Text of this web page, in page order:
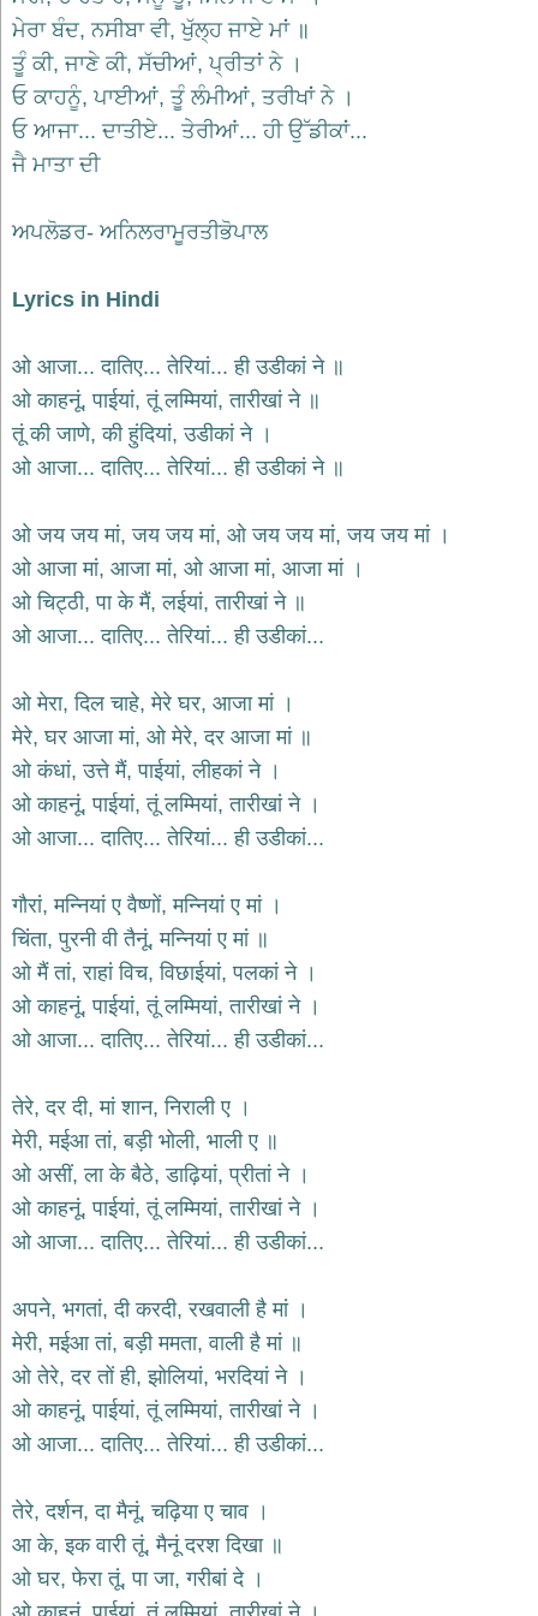
देश
भक्ति
भजन
patriotic
bhajans
खाटू
भजन
khatu
रानी
दादी
भजन
sati
dadi
लाल
भजन
bawa
lal
bhajans
देव
भजन
dev
bhajans
आज
bhajan
of
day
भजन
जोड़ें
add
bhajans
ਮੇਰਾ ਬੰਦ, ਨਸੀਬਾ ਵੀ, ਖੁੱਲ੍ਹ ਜਾਏ ਮਾਂ ॥
ਤੂੰ ਕੀ, ਜਾਣੇ ਕੀ, ਸੱਚੀਆਂ, ਪ੍ਰੀਤਾਂ ਨੇ ।
ਓ ਕਾਹਨੂੰ, ਪਾਈਆਂ, ਤੂੰ ਲੰਮੀਆਂ, ਤਰੀਖਾਂ ਨੇ ।
ਓ ਆਜਾ... ਦਾਤੀਏ... ਤੇਰੀਆਂ... ਹੀ ਉੱਡੀਕਾਂ...
ਜੈ ਮਾਤਾ ਦੀ
ਅਪਲੋਡਰ- ਅਨਿਲਰਾਮੂਰਤੀਭੋਪਾਲ
Lyrics in Hindi
ओ आजा... दातिए... तेरियां... ही उडीकां ने ॥
ओ काहनूं, पाईयां, तूं लम्मियां, तारीखां ने ॥
तूं की जाणे, की हुंदियां, उडीकां ने ।
ओ आजा... दातिए... तेरियां... ही उडीकां ने ॥
ओ जय जय मां, जय जय मां, ओ जय जय मां, जय जय मां ।
ओ आजा मां, आजा मां, ओ आजा मां, आजा मां ।
ओ चिट्ठी, पा के मैं, लईयां, तारीखां ने ॥
ओ आजा... दातिए... तेरियां... ही उडीकां...
ओ मेरा, दिल चाहे, मेरे घर, आजा मां ।
मेरे, घर आजा मां, ओ मेरे, दर आजा मां ॥
ओ कंधां, उत्ते मैं, पाईयां, लीहकां ने ।
ओ काहनूं, पाईयां, तूं लम्मियां, तारीखां ने ।
ओ आजा... दातिए... तेरियां... ही उडीकां...
गौरां, मन्नियां ए वैष्णों, मन्नियां ए मां ।
चिंता, पुरनी वी तैनूं, मन्नियां ए मां ॥
ओ मैं तां, राहां विच, विछाईयां, पलकां ने ।
ओ काहनूं, पाईयां, तूं लम्मियां, तारीखां ने ।
ओ आजा... दातिए... तेरियां... ही उडीकां...
तेरे, दर दी, मां शान, निराली ए ।
मेरी, मईआ तां, बड़ी भोली, भाली ए ॥
ओ असीं, ला के बैठे, डाढ़ियां, प्रीतां ने ।
ओ काहनूं, पाईयां, तूं लम्मियां, तारीखां ने ।
ओ आजा... दातिए... तेरियां... ही उडीकां...
अपने, भगतां, दी करदी, रखवाली है मां ।
मेरी, मईआ तां, बड़ी ममता, वाली है मां ॥
ओ तेरे, दर तों ही, झोलियां, भरदियां ने ।
ओ काहनूं, पाईयां, तूं लम्मियां, तारीखां ने ।
ओ आजा... दातिए... तेरियां... ही उडीकां...
तेरे, दर्शन, दा मैनूं, चढ़िया ए चाव ।
आ के, इक वारी तूं, मैनूं दरश दिखा ॥
ओ घर, फेरा तूं, पा जा, गरीबां दे ।